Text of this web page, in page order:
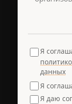
Я
данных
Я
Я даю